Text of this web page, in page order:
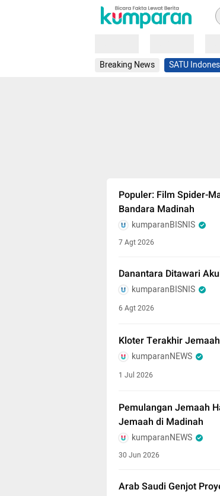
Breaking News SATU
Populer: Film Spider-
Bandara Madinah
kumparanBISNIS
7 Agt 2026
Danantara Ditawari
kumparanBISNIS
6 Agt 2026
Kloter Terakhir
kumparanNEWS
1 Jul 2026
Pemulangan Jemaah
Jemaah di Madinah
kumparanNEWS
30 Jun 2026
Arab Saudi Genjot